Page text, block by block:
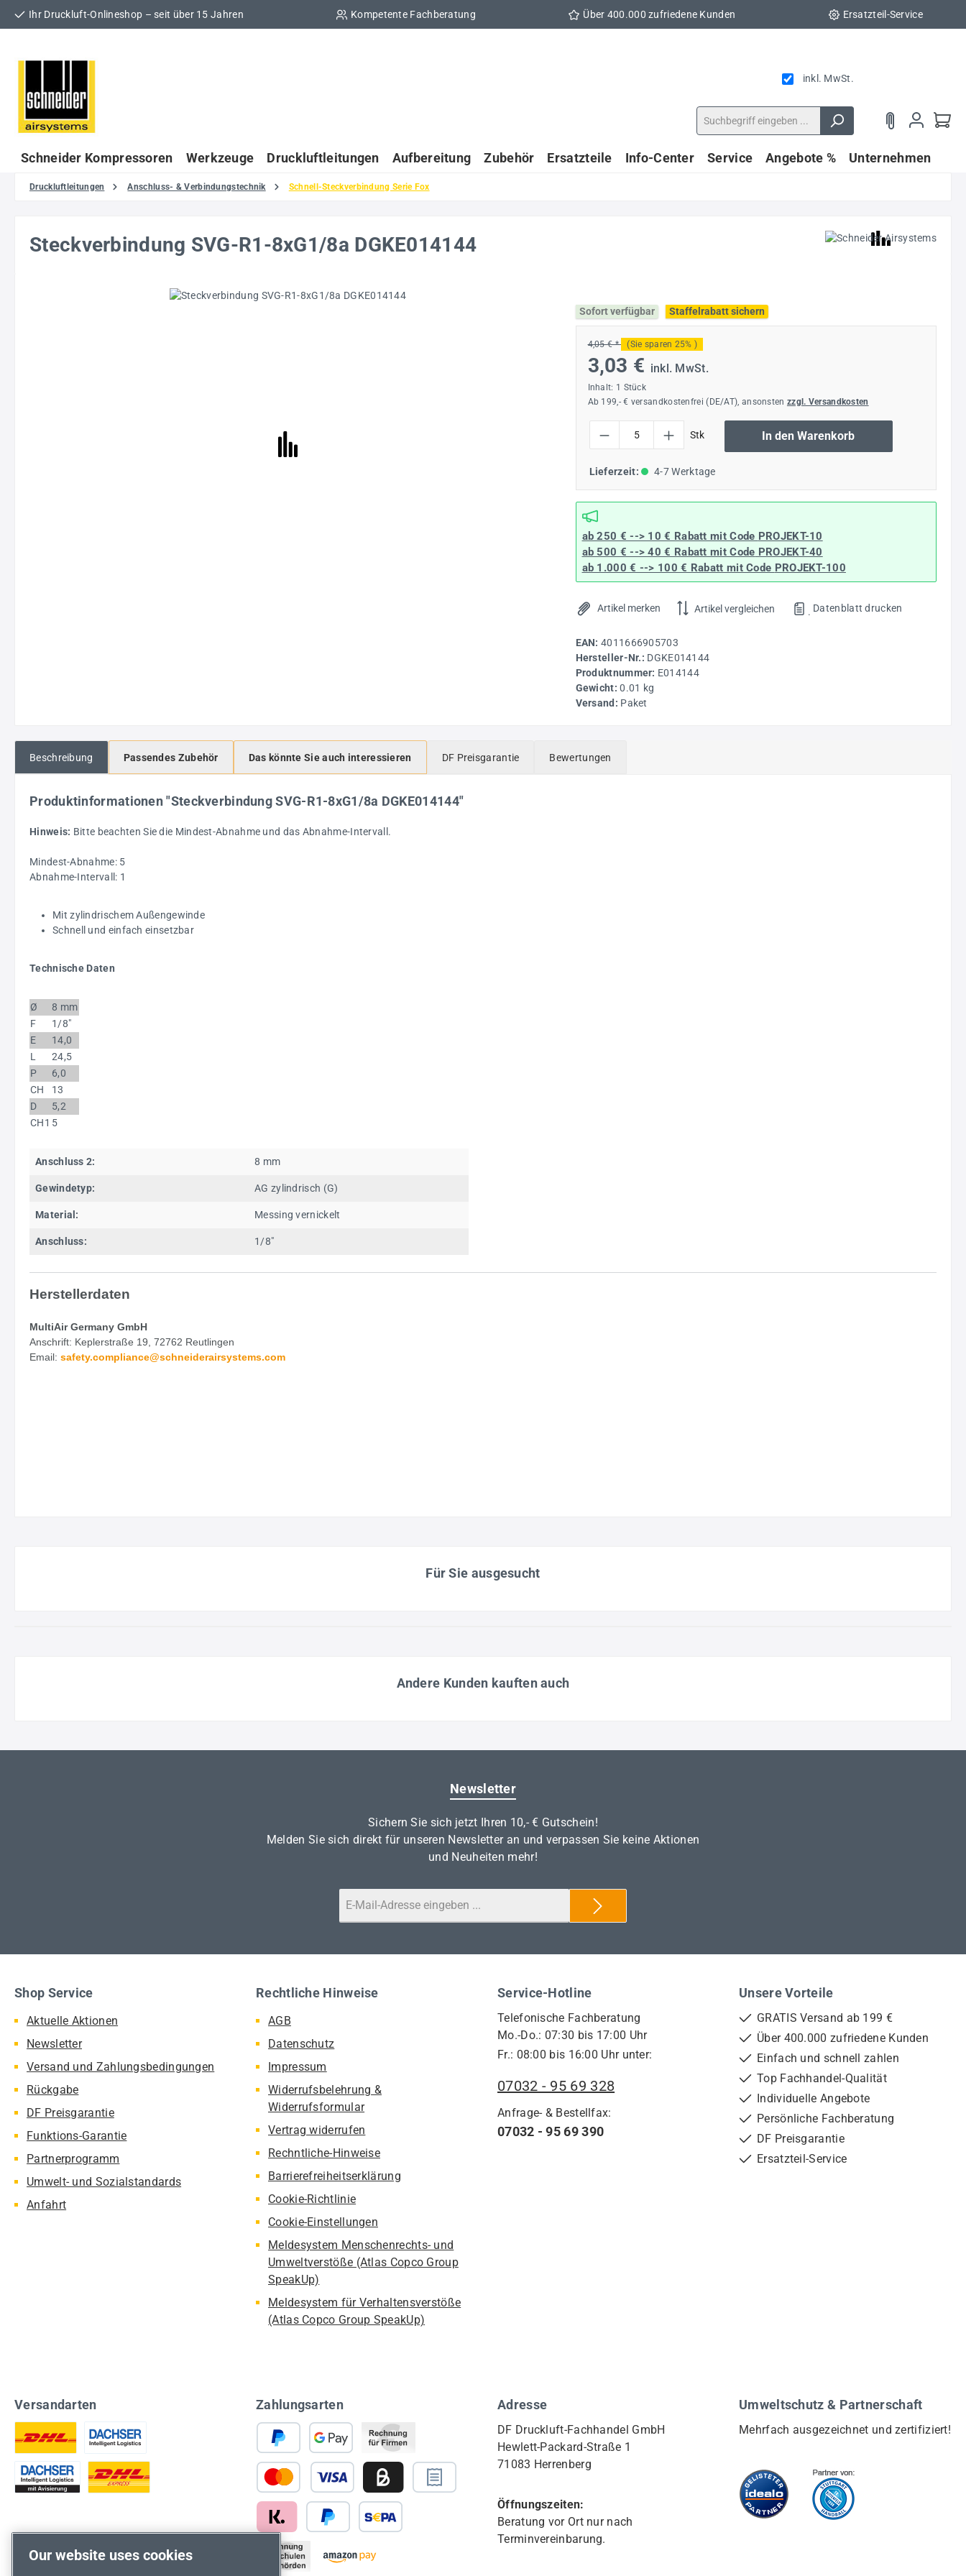
Hauptinhalt springen
Zur Suche springen
Zur Hauptnavigation springen
Ihr Druckluft-Onlineshop – seit über 15 Jahren Kompetente Fachberatung Über 400.000 zufriedene Kunden Ersatzteil-Service
inkl. MwSt.
Schneider Kompressoren Werkzeuge Druckluftleitungen Aufbereitung Zubehör Ersatzteile Info-Center Service Angebote % Unternehmen
Druckluftleitungen Anschluss- & Verbindungstechnik Schnell-Steckverbindung Serie Fox
Steckverbindung SVG-R1-8xG1/8a DGKE014144
Sofort verfügbar
Staffelrabatt sichern
4,05 € * (Sie sparen 25% )
3,03 € inkl. MwSt.
Inhalt: 1 Stück
Ab 199,- € versandkostenfrei (DE/AT), ansonsten zzgl. Versandkosten
Stk In den Warenkorb
Lieferzeit: 4-7 Werktage
ab 250 € --> 10 € Rabatt mit Code PROJEKT-10
ab 500 € --> 40 € Rabattmit Code PROJEKT-40
ab 1.000 € --> 100 € Rabatt mit Code PROJEKT-100
Artikel merken Artikel vergleichen . Datenblatt drucken
EAN: 4011666905703
Hersteller-Nr.: DGKE014144
Produktnummer: E014144
Gewicht:0.01 kg
Versand: Paket
Beschreibung Passendes Zubehör Das könnte Sie auch interessieren DF Preisgarantie Bewertungen
Produktinformationen "Steckverbindung SVG-R1-8xG1/8a DGKE014144"
Hinweis: Bitte beachten Sie die Mindest-Abnahme und das Abnahme-Intervall.
Mindest-Abnahme: 5
Abnahme-Intervall: 1
Mit zylindrischem Außengewinde
Schnell und einfach einsetzbar
Technische Daten
Ø
8 mm
F
1/8"
E
14,0
L
24,5
P
6,0
CH
13
D
5,2
CH1 5
Anschluss 2: 8 mm
Gewindetyp: AG zylindrisch (G)
Material: Messing vernickelt
Anschluss: 1/8"
Herstellerdaten
MultiAir Germany GmbH
Anschrift: Keplerstraße 19, 72762 Reutlingen
Email: safety.compliance@schneiderairsystems.com
Für Sie ausgesucht
Andere Kunden kauften auch
Newsletter
Sichern Sie sich jetzt Ihren 10,- € Gutschein!
Melden Sie sich direkt für unseren Newsletter an und verpassen Sie keine Aktionen
und Neuheiten mehr!
Service-Hotline
Telefonische Fachberatung
Mo.-Do.: 07:30 bis 17:00 Uhr
Fr.: 08:00 bis 16:00 Uhr unter:
07032 - 95 69 328
Anfrage- & Bestellfax:
07032 - 95 69 390
Shop Service
Aktuelle Aktionen
Newsletter
Versand und Zahlungsbedingungen
Rückgabe
DF Preisgarantie
Funktions-Garantie
Partnerprogramm
Umwelt- und Sozialstandards
Anfahrt
Rechtliche Hinweise
AGB
Datenschutz
Impressum
Widerrufsbelehrung &
Widerrufsformular
Vertrag widerrufen
Rechntliche-Hinweise
Barrierefreiheitserklärung
Cookie-Richtlinie
Cookie-Einstellungen
Meldesystem Menschenrechts- und
Umweltverstöße (Atlas Copco Group
SpeakUp)
Meldesystem für Verhaltensverstöße
(Atlas Copco Group SpeakUp)
Unsere Vorteile
GRATIS Versand ab 199 €
Über 400.000 zufriedene Kunden
Einfach und schnell zahlen
Top Fachhandel-Qualität
Individuelle Angebote
Persönliche Fachberatung
DF Preisgarantie
Ersatzteil-Service
Versandarten Zahlungsarten Adresse
DF Druckluft-Fachhandel GmbH
Hewlett-Packard-Straße 1
71083 Herrenberg
Öffnungszeiten:
Beratung vor Ort nur nach
Terminvereinbarung.
Umweltschutz & Partnerschaft
Mehrfach ausgezeichnet und zertifiziert!
Our website uses cookies